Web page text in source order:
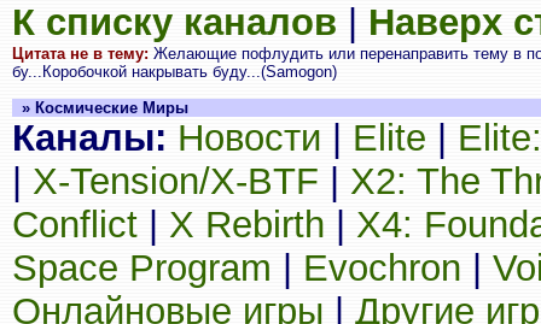
К списку каналов Наверх
Цитата не в тему: Желающие пофлудить или перенаправить тему в
бу...Коробочкой накрывать буду...(Samogon)
» Космические Миры
Каналы: Новости Elite
X-Tension/X-BTF
X2: The
Conflict
X Rebirth
X4:
Space Program
Evochron
Онлайновые игры
Другие